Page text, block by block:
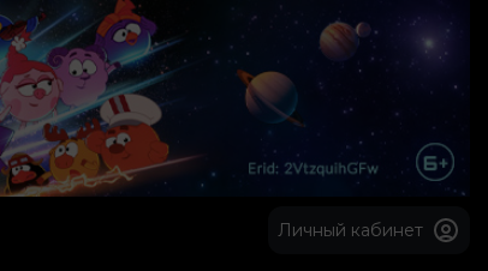
Личный кабинет